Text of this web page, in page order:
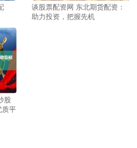
谈股票配资网 东北期货配资：
助力投资，把握先机
股
质平